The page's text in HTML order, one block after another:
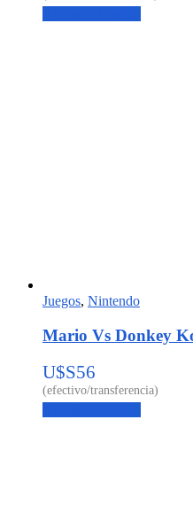
Juegos, Nintendo
Mario Vs Donkey
U$S56